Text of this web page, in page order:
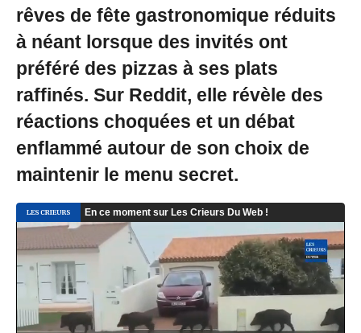
rêves de fête gastronomique réduits
à néant lorsque des invités ont
préféré des pizzas à ses plats
raffinés. Sur Reddit, elle révèle des
réactions choquées et un débat
enflammé autour de son choix de
maintenir le menu secret.